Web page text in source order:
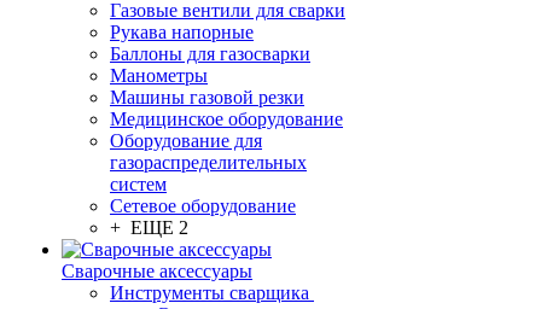
Газовые вентили для сварки
Рукава напорные
Баллоны для газосварки
Манометры
Машины газовой резки
Медицинское оборудование
Оборудование для
газораспределительных
систем
Сетевое оборудование
+ ЕЩЕ 2
Сварочные аксессуары
Инструменты сварщика